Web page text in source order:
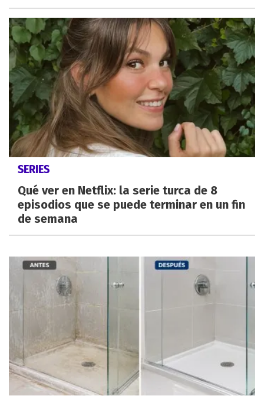
SERIES
Qué ver en Netflix: la serie turca de 8
episodios que se puede terminar en un fin
de semana